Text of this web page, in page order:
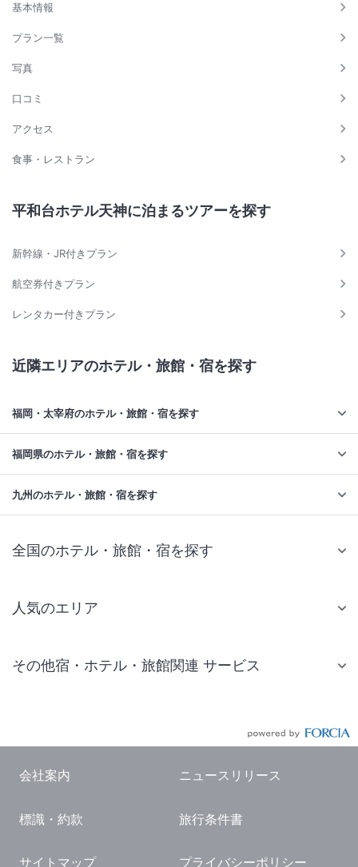
【改定（有料化）実施日】
2026年10月1日（木）ご利用分より
1名様1泊 1000円（税込）
公式ホームページ・公式アプリ以外からご予約のお客様
「レディースタイム」実施日変更のご案内
第1・第2火曜日 18：00～21：00
第3土曜日 7：00～12：30
になります。
必ずご連絡をお願いいたします。
料金：1500円1泊/1台(税込)
基本情報
プラン一覧
写真
口コミ
アクセス
食事・レストラン
平和台ホテル天神に泊まるツアーを探す
新幹線・JR付きプラン
航空券付きプラン
レンタカー付きプラン
近隣エリアのホテル・旅館・宿を探す
福岡・太宰府のホテル・旅館・宿を探す
福岡県のホテル・旅館・宿を探す
九州のホテル・旅館・宿を探す
全国のホテル・旅館・宿を探す
人気のエリア
仙台 ホテル
東京ドーム ホテル
横浜 ホテル
熱海 ホテル
その他宿・ホテル・旅館関連 サービス
国内観光ガイド
旅行・観光情報
会社案内 ニュースリリース
標識・約款 旅行条件書
サイトマップ プライバシーポリシー